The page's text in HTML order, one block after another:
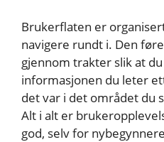
Brukerflaten er
navigere rundt i. Den
gjennom trakter slik at
informasjonen du leter
det var i det området du
Alt i alt er
god, selv for